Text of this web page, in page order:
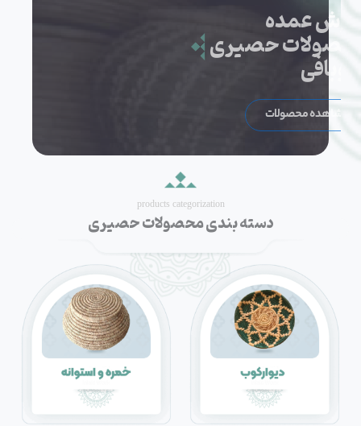
فروش عمده
محصولات حصیری
کپوبافی
مشاهده محصولات
products categorization
دسته بندی محصولات حصیری